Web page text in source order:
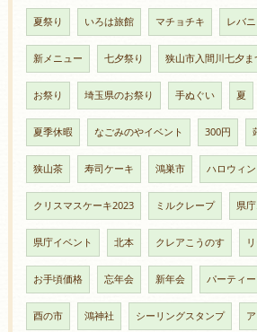
夏祭り いろは旅館 マチョチキ レバニ
新メニュー 七夕祭り 狭山市入間川七夕ま
お祭り 埼玉県のお祭り 手ぬぐい 夏
夏季休暇 なごみのやイベント 300円
狭山茶 寿司ケーキ 鴻巣市 ハロウィン
クリスマスケーキ2023 ミルクレープ 県
県庁イベント 北本 クレアこうのす
お手頃価格 忘年会 新年会 パーティ
酉の市 鴻神社 シーリングスタンプ